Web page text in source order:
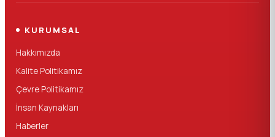
KURUMSAL
Hakkımızda
Kalite Politikamız
Çevre Politikamız
İnsan Kaynakları
Haberler